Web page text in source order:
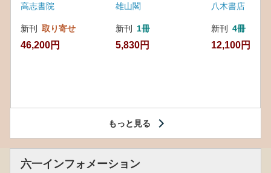
高志書院
新刊 取り寄せ
46,200円
雄山閣
新刊 1冊
5,830円
八木書店
新刊 4冊
12,100円
もっと見る
六一インフォメーション